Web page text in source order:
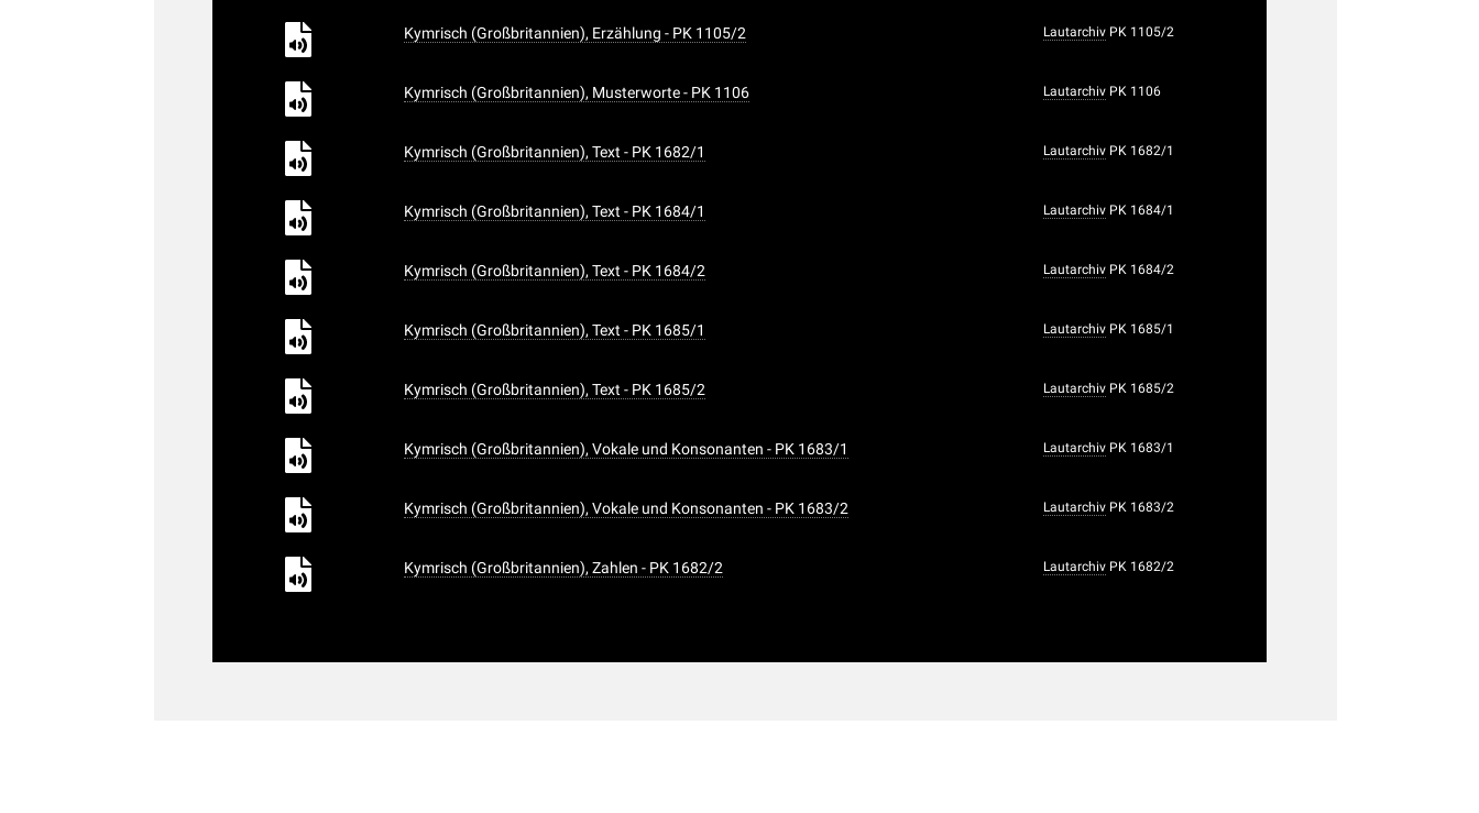
Kymrisch (Großbritannien), Erzählung - PK 1105/2 Lautarchiv PK 1105/2
Kymrisch (Großbritannien), Musterworte - PK 1106 Lautarchiv PK 1106
Kymrisch (Großbritannien), Text - PK 1682/1 Lautarchiv PK 1682/1
Kymrisch (Großbritannien), Text - PK 1684/1 Lautarchiv PK 1684/1
Kymrisch (Großbritannien), Text - PK 1684/2 Lautarchiv PK 1684/2
Kymrisch (Großbritannien), Text - PK 1685/1 Lautarchiv PK 1685/1
Kymrisch (Großbritannien), Text - PK 1685/2 Lautarchiv PK 1685/2
Kymrisch (Großbritannien), Vokale und Konsonanten - PK 1683/1 Lautarchiv PK 1683/1
Kymrisch (Großbritannien), Vokale und Konsonanten - PK 1683/2 Lautarchiv PK 1683/2
Kymrisch (Großbritannien), Zahlen - PK 1682/2 Lautarchiv PK 1682/2